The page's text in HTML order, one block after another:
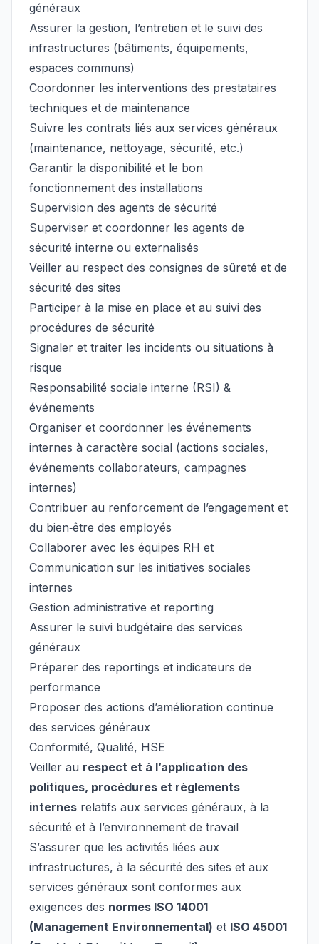
généraux
Assurer la gestion, l’entretien et le suivi des
infrastructures (bâtiments, équipements,
espaces communs)
Coordonner les interventions des prestataires
techniques et de maintenance
Suivre les contrats liés aux services généraux
(maintenance, nettoyage, sécurité, etc.)
Garantir la disponibilité et le bon
fonctionnement des installations
Supervision des agents de sécurité
Superviser et coordonner les agents de
sécurité interne ou externalisés
Veiller au respect des consignes de sûreté et de
sécurité des sites
Participer à la mise en place et au suivi des
procédures de sécurité
Signaler et traiter les incidents ou situations à
risque
Responsabilité sociale interne (RSI) &
événements
Organiser et coordonner les événements
internes à caractère social (actions sociales,
événements collaborateurs, campagnes
internes)
Contribuer au renforcement de l’engagement et
du bien‑être des employés
Collaborer avec les équipes RH et
Communication sur les initiatives sociales
internes
Gestion administrative et reporting
Assurer le suivi budgétaire des services
généraux
Préparer des reportings et indicateurs de
performance
Proposer des actions d’amélioration continue
des services généraux
Conformité, Qualité, HSE
Veiller au respect et à l’application des
politiques, procédures et règlements
internes relatifs aux services généraux, à la
sécurité et à l’environnement de travail
S’assurer que les activités liées aux
infrastructures, à la sécurité des sites et aux
services généraux sont conformes aux
exigences des normes ISO 14001
(Management Environnemental) et ISO 45001